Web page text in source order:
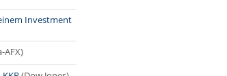
Investment
AFX)